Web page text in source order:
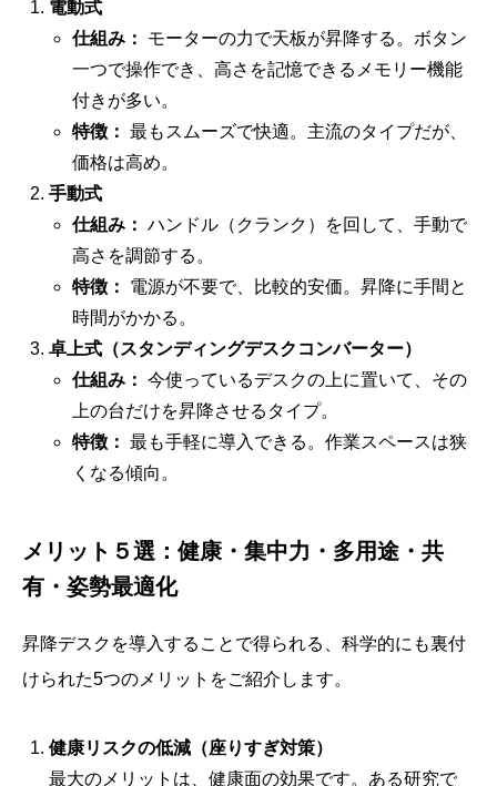
電動式
仕組み：
モーターの力で天板が昇降する。ボタン
一つで操作でき、高さを記憶できるメモリー機能
付きが多い。
特徴： 最もスムーズで快適。主流のタイプだが、
価格は高め。
手動式
仕組み： ハンドル（クランク）を回して、手動で
高さを調節する。
特徴：
電源が不要で、比較的安価。昇降に手間と
時間がかかる。
卓上式（スタンディングデスクコンバーター）
仕組み： 今使っているデスクの上に置いて、その
上の台だけを昇降させるタイプ。
特徴： 最も手軽に導入できる。作業スペースは狭
くなる傾向。
メリット５選：健康・集中力・多用途・共
有・姿勢最適化
昇降デスクを導入することで得られる、科学的にも裏付
けられた5つのメリットをご紹介します。
健康リスクの低減（座りすぎ対策）
最大のメリットは、健康面の効果です。ある研究で